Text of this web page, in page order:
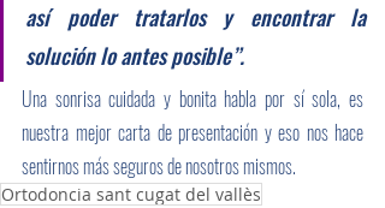
así poder tratarlos y encontrar la
solución lo antes posible”.
Una sonrisa cuidada y bonita habla por sí sola, es
nuestra mejor carta de presentación y eso nos hace
sentirnos más seguros de nosotros mismos.
Ortodoncia sant cugat del vallès